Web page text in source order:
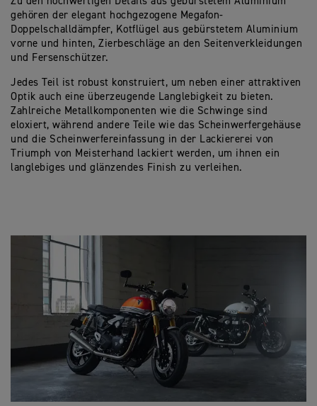
gehören der elegant hochgezogene Megafon-
Doppelschalldämpfer, Kotflügel aus gebürstetem Aluminium
vorne und hinten, Zierbeschläge an den Seitenverkleidungen
und Fersenschützer.
Jedes Teil ist robust konstruiert, um neben einer attraktiven
Optik auch eine überzeugende Langlebigkeit zu bieten.
Zahlreiche Metallkomponenten wie die Schwinge sind
eloxiert, während andere Teile wie das Scheinwerfergehäuse
und die Scheinwerfereinfassung in der Lackiererei von
Triumph von Meisterhand lackiert werden, um ihnen ein
langlebiges und glänzendes Finish zu verleihen.